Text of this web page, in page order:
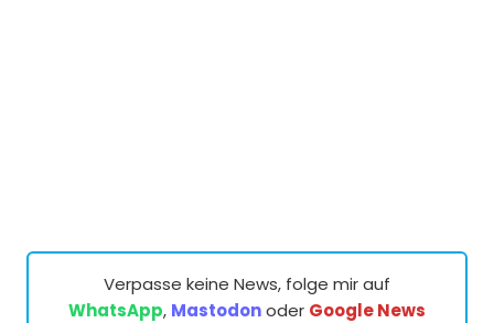
Verpasse keine News, folge mir auf
WhatsApp, Mastodonoder Google News